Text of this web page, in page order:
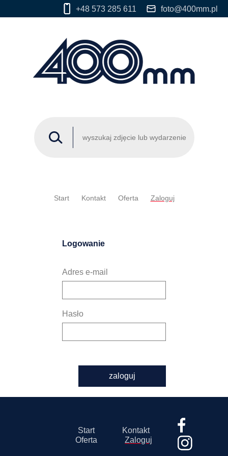
+48 573 285 611 foto@400mm.pl
Start Kontakt Oferta Zaloguj
Logowanie
Adres e-mail
Hasło
zaloguj
Start
Kontakt
Oferta
Zaloguj